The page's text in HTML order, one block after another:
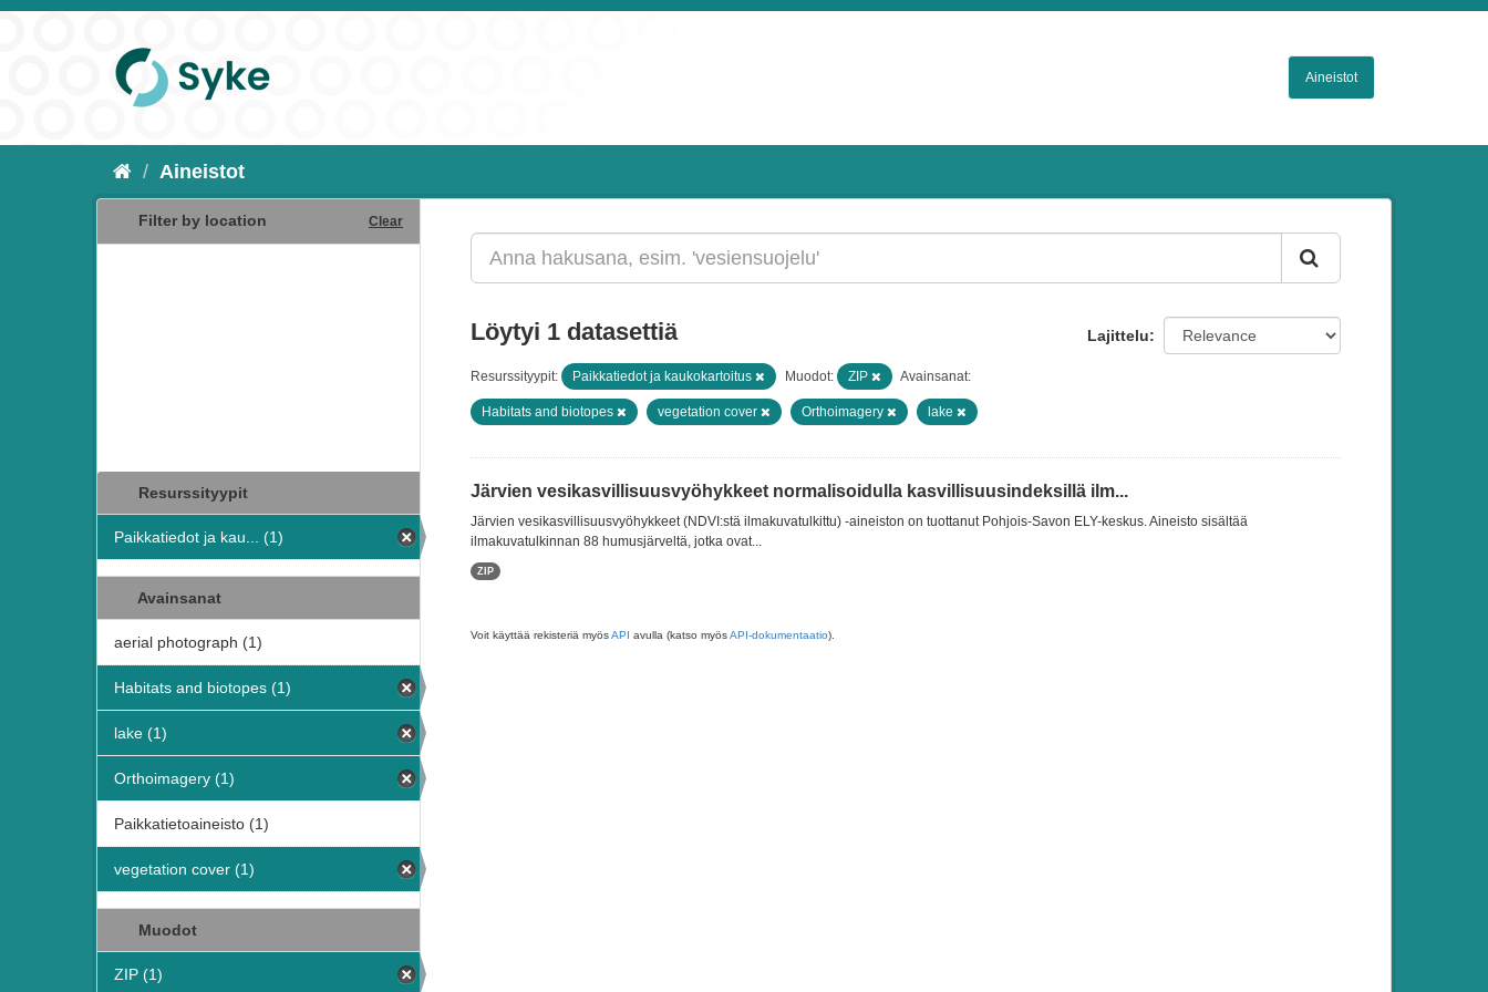
Aineistot
Aineistot
Filter by location Clear
Resurssityypit
Paikkatiedot ja kau... (1)
Avainsanat
aerial photograph (1)
Habitats and biotopes (1)
lake (1)
Orthoimagery (1)
Paikkatietoaineisto (1)
vegetation cover (1)
Muodot
ZIP (1)
Lajittelu
Löytyi 1 datasettiä
Resurssityypit: Paikkatiedot ja kaukokartoitus Muodot: ZIP Avainsanat:
Habitats and biotopes vegetation cover Orthoimagery lake
Järvien vesikasvillisuusvyöhykkeet normalisoidulla kasvillisuusindeksillä ilm...
Järvien vesikasvillisuusvyöhykkeet (NDVI:stä ilmakuvatulkittu) -aineiston on tuottanut Pohjois-Savon ELY-keskus. Aineisto sisältää
ilmakuvatulkinnan 88 humusjärveltä, jotka ovat...
ZIP
Voit käyttää rekisteriä myösAPI avulla (katso myösAPI-dokumentaatio).